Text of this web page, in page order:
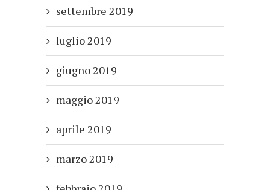
settembre 2019
luglio 2019
giugno 2019
maggio 2019
aprile 2019
marzo 2019